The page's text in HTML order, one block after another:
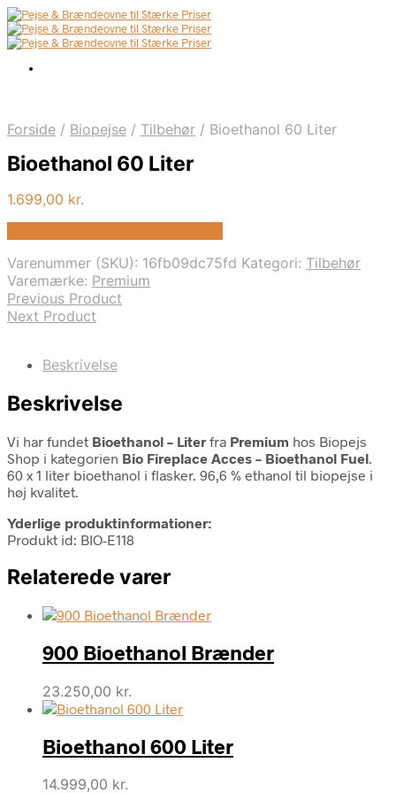
Forside / Biopejse / Tilbehør / Bioethanol 60 Liter
Bioethanol 60 Liter
1.699,00 kr.
Varenummer (SKU): 16fb09dc75fd Kategori: Tilbehør
Varemærke: Premium
Previous Product
Next Product
Beskrivelse
Beskrivelse
Vi har fundet Bioethanol – Liter fra Premium hos Biopejs
Shop i kategorien Bio Fireplace Acces – Bioethanol Fuel.
60 x 1 liter bioethanol i flasker. 96,6 % ethanol til biopejse i
høj kvalitet.
Yderlige produktinformationer:
Produkt id: BIO-E118
Relaterede varer
900 Bioethanol Brænder
23.250,00 kr.
Bioethanol 600 Liter
14.999,00 kr.